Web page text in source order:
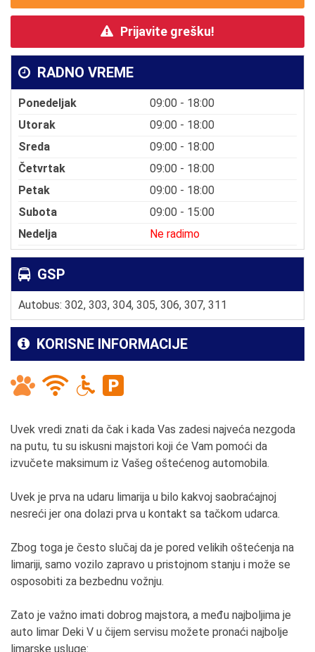
Prijavite grešku!
RADNO VREME
Ponedeljak
09:00 - 18:00
Utorak
09:00 - 18:00
Sreda
09:00 - 18:00
Četvrtak
09:00 - 18:00
Petak
09:00 - 18:00
Subota
09:00 - 15:00
Nedelja
Ne radimo
GSP
Autobus: 302, 303, 304, 305, 306, 307, 311
KORISNE INFORMACIJE
Uvek vredi znati da čak i kada Vas zadesi najveća nezgoda
na putu, tu su iskusni majstori koji će Vam pomoći da
izvučete maksimum iz Vašeg oštećenog automobila.
Uvek je prva na udaru limarija u bilo kakvoj saobraćajnoj
nesreći jer ona dolazi prva u kontakt sa tačkom udarca.
Zbog toga je često slučaj da je pored velikih oštećenja na
limariji, samo vozilo zapravo u pristojnom stanju i može se
osposobiti za bezbednu vožnju.
Zato je važno imati dobrog majstora, a među najboljima je
auto limar Deki V u čijem servisu možete pronaći najbolje
limarske usluge: